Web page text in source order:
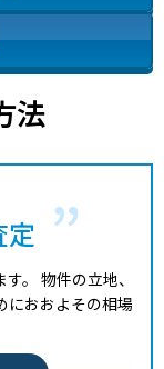
法
。 物件の立地、
におおよその相場